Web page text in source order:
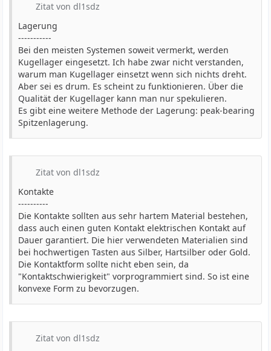
Zitat von dl1sdz
Lagerung
-----------
Bei den meisten Systemen soweit vermerkt, werden
Kugellager eingesetzt. Ich habe zwar nicht verstanden,
warum man Kugellager einsetzt wenn sich nichts dreht.
Aber sei es drum. Es scheint zu funktionieren. Über die
Qualität der Kugellager kann man nur spekulieren.
Es gibt eine weitere Methode der Lagerung: peak-bearing
Spitzenlagerung.
Zitat von dl1sdz
Kontakte
----------
Die Kontakte sollten aus sehr hartem Material bestehen,
dass auch einen guten Kontakt elektrischen Kontakt auf
Dauer garantiert. Die hier verwendeten Materialien sind
bei hochwertigen Tasten aus Silber, Hartsilber oder Gold.
Die Kontaktform sollte nicht eben sein, da
"Kontaktschwierigkeit" vorprogrammiert sind. So ist eine
konvexe Form zu bevorzugen.
Zitat von dl1sdz